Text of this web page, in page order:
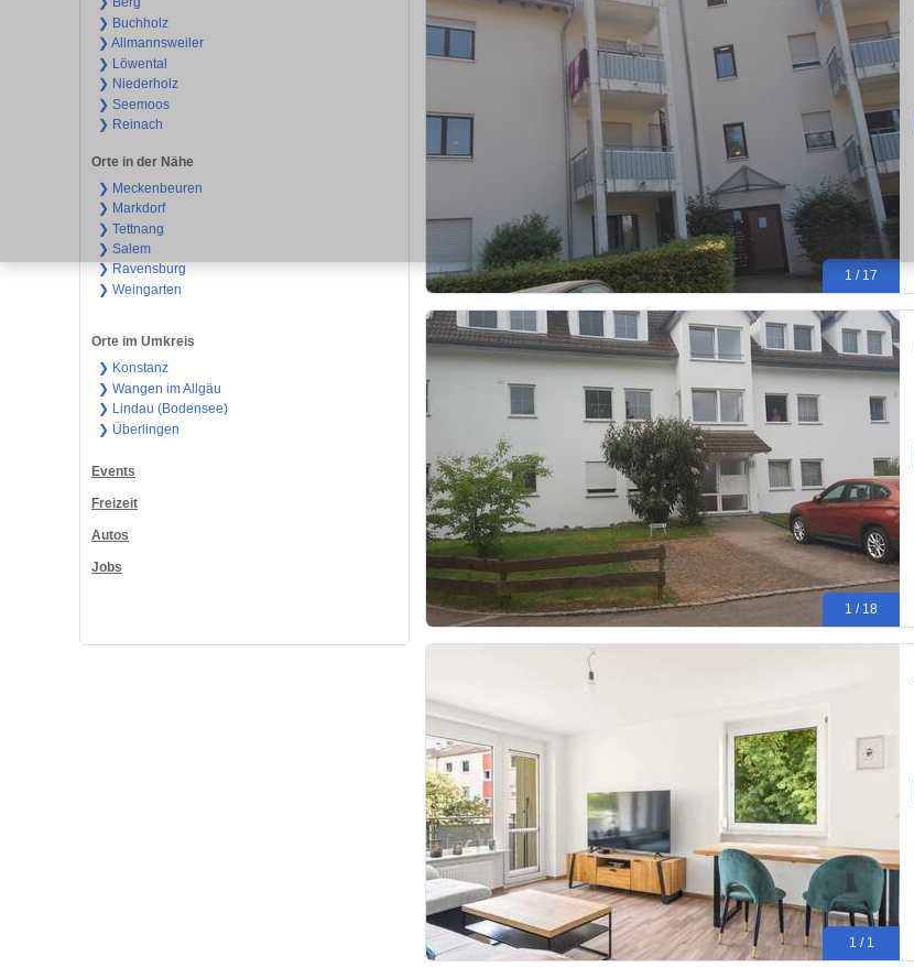
❯ Buchholz
❯ Allmannsweiler
❯ Löwental
❯ Niederholz
❯ Seemoos
❯ Reinach
Orte in der Nähe
❯ Meckenbeuren
❯ Markdorf
❯ Tettnang
❯ Salem
❯ Ravensburg
❯ Weingarten
Orte im Umkreis
❯ Konstanz
❯ Wangen im Allgäu
❯ Lindau (Bodensee)
❯ Überlingen
Events
Freizeit
Autos
Jobs
1 / 17
1 / 18
1 / 1